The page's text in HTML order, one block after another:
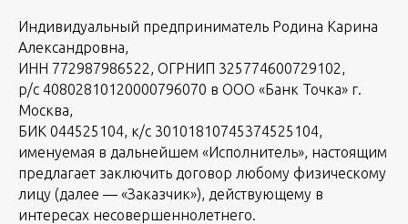
Индивидуальный предприниматель Родина Карина
Александровна,
ИНН 772987986522, ОГРНИП 325774600729102,
р/с 40802810120000796070 в ООО «Банк Точка» г.
Москва,
БИК 044525104, к/с 30101810745374525104,
именуемая в дальнейшем «Исполнитель», настоящим
предлагает заключить договор любому физическому
лицу (далее — «Заказчик»), действующему в
интересах несовершеннолетнего.